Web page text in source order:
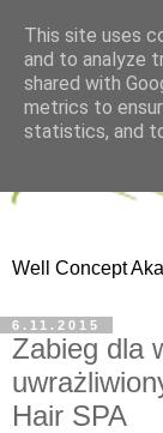
Well Concept
6.11.2015
Zabieg dla
Hair SPA
This site uses
and to analyze
shared with
metrics to
statistics, and